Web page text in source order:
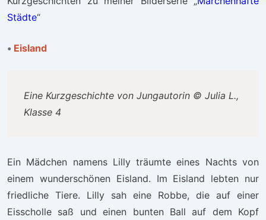
Städte“
• Eisland
Eine Kurzgeschichte von Jungautorin © Julia L.,
Klasse 4
Ein Mädchen namens Lilly träumte eines Nachts von
einem wunderschönen Eisland. Im Eisland lebten nur
friedliche Tiere. Lilly sah eine Robbe, die auf einer
Eisscholle saß und einen bunten Ball auf dem Kopf